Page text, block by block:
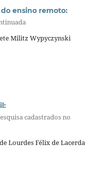
ensino remoto:
Militz Wypyczynski
cadastrados no
Lourdes Félix de Lacerda